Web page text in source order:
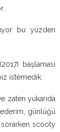
bu yüzden
başlaması
istemedik.
zaten yukarıda
günlüğü
scooty